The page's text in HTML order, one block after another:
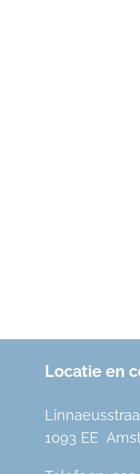
Locatie en
1093 EE